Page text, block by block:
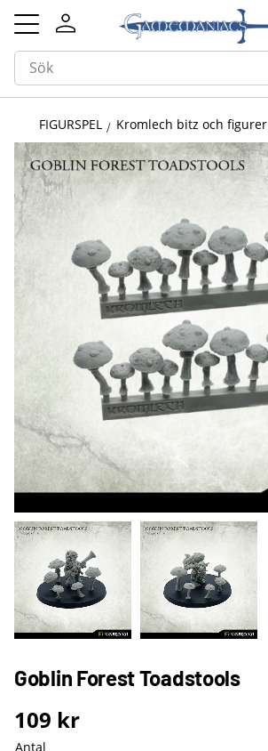
Meny
FIGURSPEL Kromlech bitz och figurer
Goblin Forest Toadstools
109 kr
Antal